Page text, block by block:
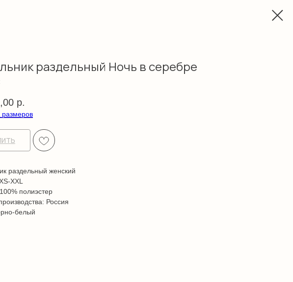
раздельный Ночь в серебре
р.
размеров
раздельный женский
XXL
полиэстер
Россия
белый